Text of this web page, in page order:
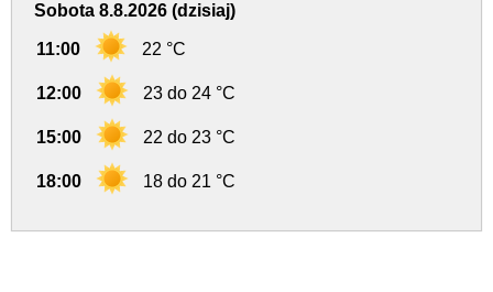
Sobota 8.8.2026 (dzisiaj)
11:00 22 °C
12:00 23 do 24 °C
15:00 22 do 23 °C
18:00 18 do 21 °C